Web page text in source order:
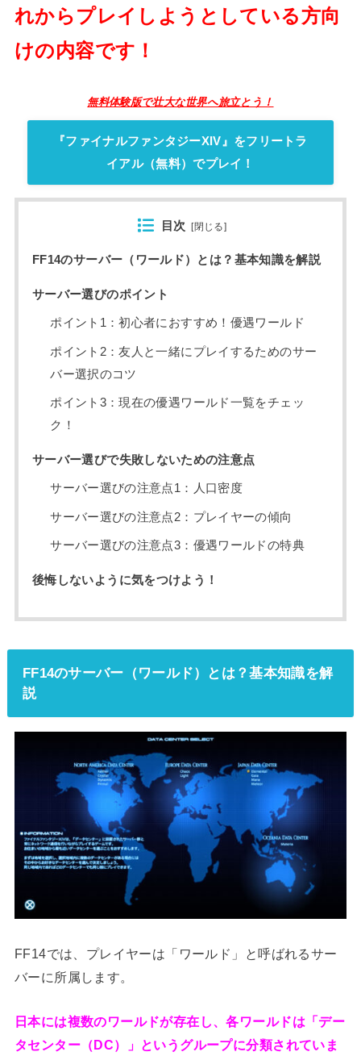
れからプレイしようとしている方向
けの内容です！
無料体験版で壮大な世界へ旅立とう！
『ファイナルファンタジーXIV』をフリートラ
イアル（無料）でプレイ！
目次 [閉じる]
FF14のサーバー（ワールド）とは？基本知識を解説
サーバー選びのポイント
ポイント1：初心者におすすめ！優遇ワールド
ポイント2：友人と一緒にプレイするためのサー
バー選択のコツ
ポイント3：現在の優遇ワールド一覧をチェッ
ク！
サーバー選びで失敗しないための注意点
サーバー選びの注意点1：人口密度
サーバー選びの注意点2：プレイヤーの傾向
サーバー選びの注意点3：優遇ワールドの特典
後悔しないように気をつけよう！
FF14のサーバー（ワールド）とは？基本知識を解
説
FF14では、プレイヤーは「ワールド」と呼ばれるサー
バーに所属します。
日本には複数のワールドが存在し、各ワールドは「デー
タセンター（DC）」というグループに分類されていま